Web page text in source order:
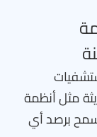
مثل أنظمة
برصد أي